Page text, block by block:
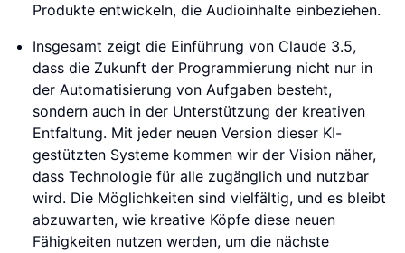
Produkte entwickeln, die Audioinhalte einbeziehen.
Insgesamt zeigt die Einführung von Claude 3.5,
dass die Zukunft der Programmierung nicht nur in
der Automatisierung von Aufgaben besteht,
sondern auch in der Unterstützung der kreativen
Entfaltung. Mit jeder neuen Version dieser KI-
gestützten Systeme kommen wir der Vision näher,
dass Technologie für alle zugänglich und nutzbar
wird. Die Möglichkeiten sind vielfältig, und es bleibt
abzuwarten, wie kreative Köpfe diese neuen
Fähigkeiten nutzen werden, um die nächste